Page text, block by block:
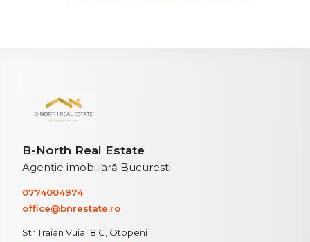
B-North Real Estate
Agenție imobiliară Bucuresti
0774004974
office@bnrestate.ro
Str Traian Vuia 18 G, Otopeni